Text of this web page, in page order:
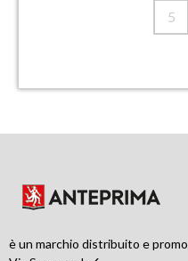
5
è un marchio distribuito e